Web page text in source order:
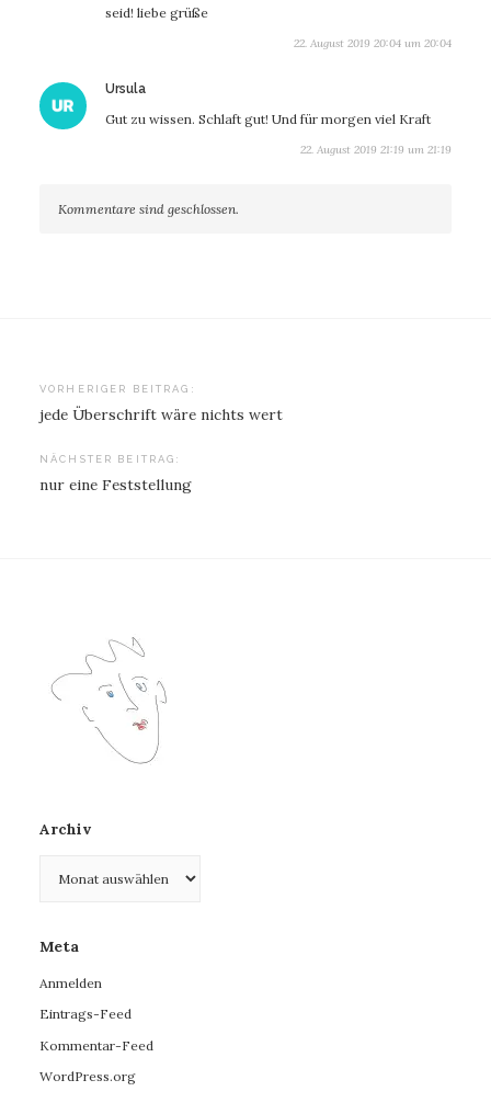
seid! liebe grüße
22. August 2019 20:04 um 20:04
Ursulasagt:
Gut zu wissen. Schlaft gut! Und für morgen viel Kraft
22. August 2019 21:19 um 21:19
Kommentare sind geschlossen.
Beitragsnavigation
VORHERIGER BEITRAG:
jede Überschrift wäre nichts wert
NÄCHSTER BEITRAG:
nur eine Feststellung
Archiv
Meta
Anmelden
Eintrags-Feed
Kommentar-Feed
WordPress.org